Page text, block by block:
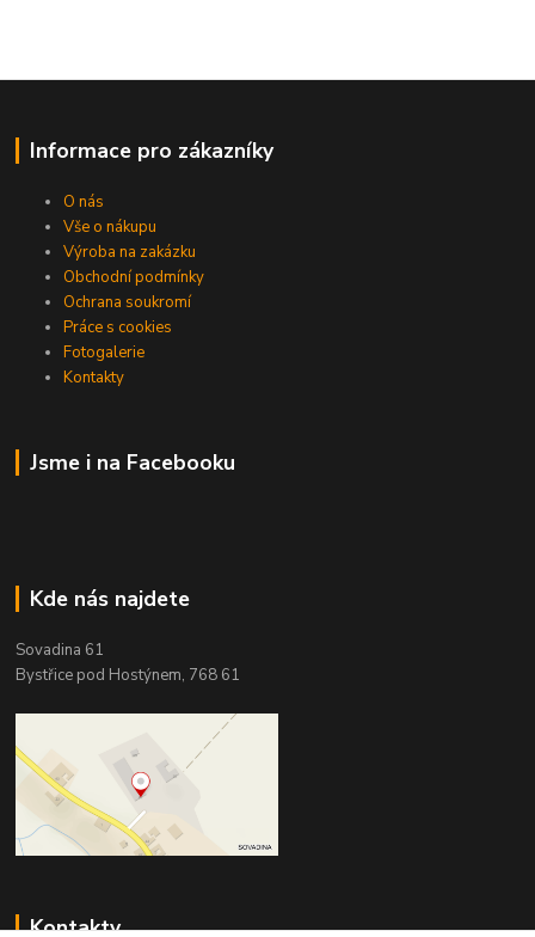
Informace pro zákazníky
O nás
Vše o nákupu
Výroba na zakázku
Obchodní podmínky
Ochrana soukromí
Práce s cookies
Fotogalerie
Kontakty
Jsme i na Facebooku
Kde nás najdete
Sovadina 61
Bystřice pod Hostýnem, 768 61
Kontakty